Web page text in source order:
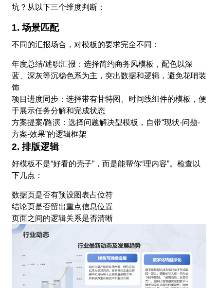
坑？从以下三个维度判断：
1. 场景匹配
不同的汇报场合，对模板的要求完全不同：
年度总结/述职汇报：选择简约商务风模板，配色以深
蓝、深灰等沉稳色系为主，突出数据和逻辑，避免花哨装
饰
项目进度同步：选择带有甘特图、时间线组件的模板，便
于展示任务分解和完成状态
方案提案/路演：选择问题解决型模板，自带“现状-问题-
方案-效果”的逻辑框架
2. 排版逻辑
好模板不是“好看的壳子”，而是能帮你“理内容”。检查以
下几点：
数据页是否有预设图表占位符
结论页是否留出重点信息位置
页面之间的逻辑关系是否清晰